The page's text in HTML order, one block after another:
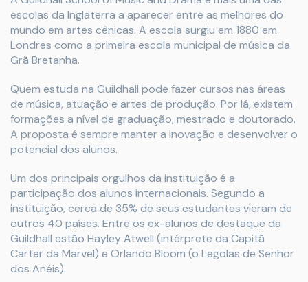
escolas da Inglaterra a aparecer entre as melhores do
mundo em artes cênicas. A escola surgiu em 1880 em
Londres como a primeira escola municipal de música da
Grã Bretanha.
Quem estuda na Guildhall pode fazer cursos nas áreas
de música, atuação e artes de produção. Por lá, existem
formações a nível de graduação, mestrado e doutorado.
A proposta é sempre manter a inovação e desenvolver o
potencial dos alunos.
Um dos principais orgulhos da instituição é a
participação dos alunos internacionais. Segundo a
instituição, cerca de 35% de seus estudantes vieram de
outros 40 países. Entre os ex-alunos de destaque da
Guildhall estão Hayley Atwell (intérprete da Capitã
Carter da Marvel) e Orlando Bloom (o Legolas de Senhor
dos Anéis).